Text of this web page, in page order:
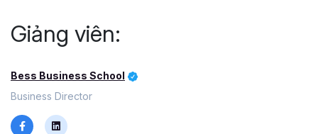
Giảng viên:
Bess Business School
Business Director